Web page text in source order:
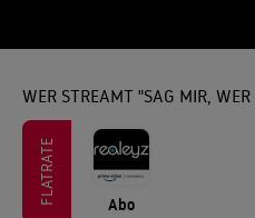
WER STREAMT "SAG MIR,
FLATRATE Abo